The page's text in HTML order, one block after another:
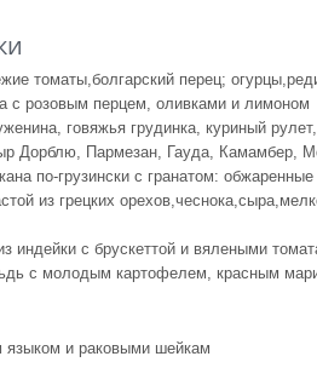
томаты,болгарский перец;
с розовым перцем, оливками и лимоном
говяжья грудинка, куриный
Дорблю, Пармезан, Гауда, Камамбер,
по-грузински с гранатом:
из грецких
индейки с брускеттой и вялеными
с молодым картофелем, красным
языком и раковыми шейкам